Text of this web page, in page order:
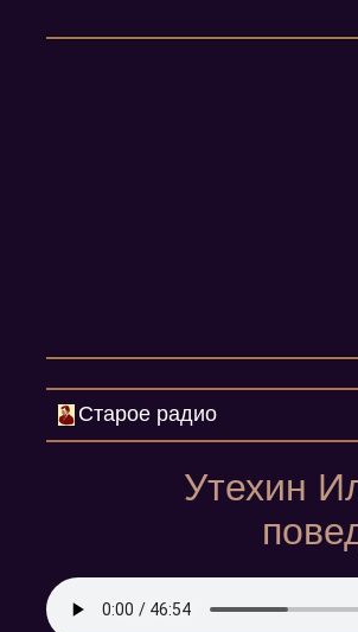
Старое радио
Утехин